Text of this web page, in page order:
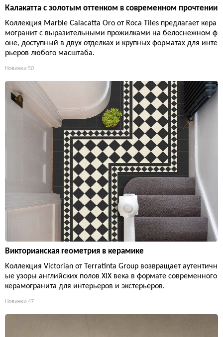
Калакатта с золотым оттенком в современном прочтении
Коллекция Marble Calacatta Oro от Roca Tiles предлагает кера
могранит с выразительными прожилками на белоснежном ф
оне, доступный в двух отделках и крупных форматах для инте
рьеров любого масштаба.
Новинки 50
Викторианская геометрия в керамике
Коллекция Victorian от Terratinta Group возвращает аутентичн
ые узоры английских полов XIX века в формате современного
керамогранита для интерьеров и экстерьеров.
Новинки 47